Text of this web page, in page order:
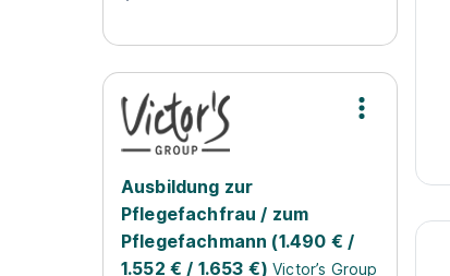
Ausbildung zur
Pflegefachfrau / zum
Pflegefachmann (1.490 € /
1.552 € / 1.653 €) Victor’s Group